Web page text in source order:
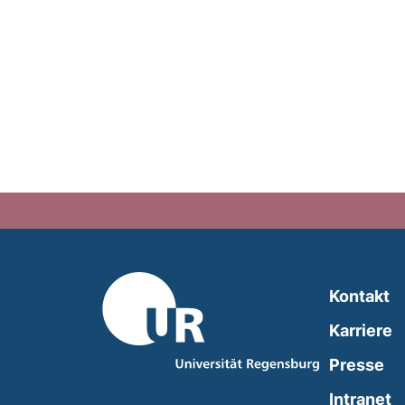
Kontakt
Karriere
Presse
Intranet